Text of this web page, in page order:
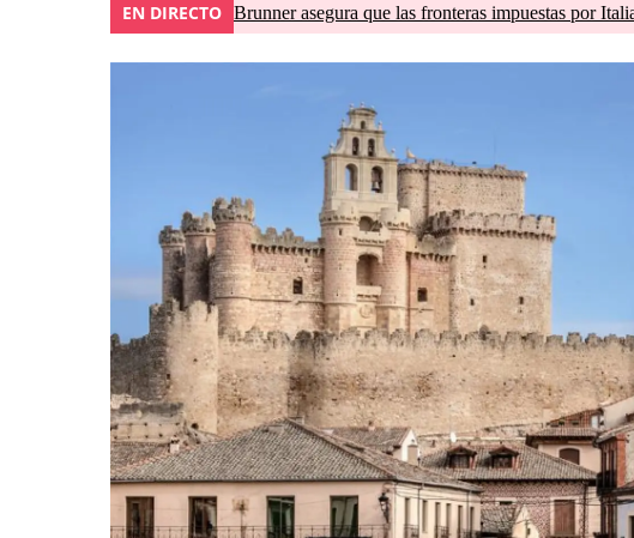
EN DIRECTO Brunner asegura que las fronteras impuestas por